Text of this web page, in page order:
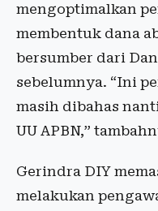
mengoptimalkan
membentuk dana
bersumber dari
sebelumnya. “Ini
masih dibahas
UU APBN,”
Gerindra DIY
melakukan